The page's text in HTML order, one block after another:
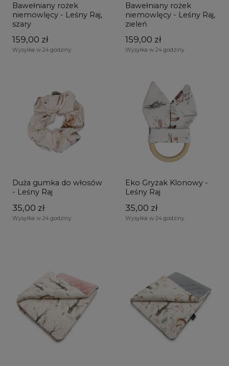
Bawełniany rożek
niemowlęcy - Leśny Raj,
szary
159,00 zł
Wysyłka w 24 godziny
Bawełniany rożek
niemowlęcy - Leśny Raj,
zieleń
159,00 zł
Wysyłka w 24 godziny
Duża gumka do włosów
- Leśny Raj
35,00 zł
Wysyłka w 24 godziny
Eko Gryzak Klonowy -
Leśny Raj
35,00 zł
Wysyłka w 24 godziny